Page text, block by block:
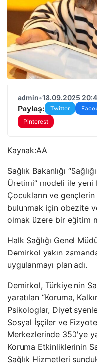
admin•18.09.2025
Paylaş: Twitter
Pinterest
Kaynak:AA
Sağlık Bakanlığı
Üretimi” modeli ile
Çocukların ve gençlerin
bulunmak için obezite
olmak üzere bir eğitim
Halk Sağlığı Genel
Demirkol yakın
uygulanmayı planladı.
Demirkol, Türkiye'nin
yaratılan “Koruma,
Psikologlar,
Sosyal İşçiler ve
Merkezlerinde 350'ye
Koruma Etkinliklerinin
Sağlık Hizmetleri